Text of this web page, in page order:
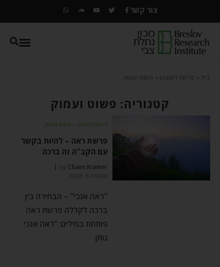
צור קשר
בית פרשת השבוע פשוט ועמוק
קטגוריה: פשוט ועמוק
פרשת השבוע ⬦ פשוט ועמוק
פרשת ראה – להיות בקשר
עם הקב"ה זה ברכה
by Chaim Kramer
אוגוסט 6, 2026
"ראה אנכי" – הבחירה בין
ברכה לקללה פרשת ראה
פותחת במילים: “ראה אנכי
נותן